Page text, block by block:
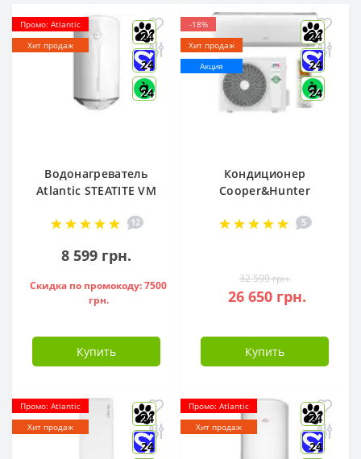
Промо: Atlantic
Хит продаж
24
24
24
Водонагреватель
Atlantic STEATITE VM
851188
12
8 599 грн.
Скидка по промокоду: 7500
грн.
Купить
-18%
Хит продаж
Акция
24
24
24
Кондиционер
Cooper&Hunter
S12FTXLA2-NG (WI-
5
32 599 грн.
26 650 грн.
Купить
Промо: Atlantic
Хит продаж
24
24
Промо: Atlantic
Хит продаж
24
24